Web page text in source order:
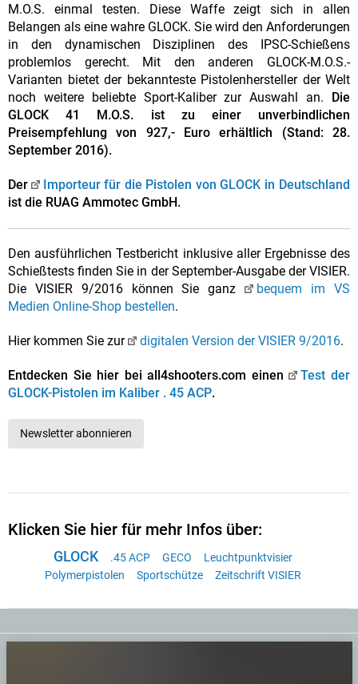
M.O.S. einmal testen. Diese Waffe zeigt sich in allen
Belangen als eine wahre GLOCK. Sie wird den Anforderungen
in den dynamischen Disziplinen des IPSC-Schießens
problemlos gerecht. Mit den anderen GLOCK-M.O.S.-
Varianten bietet der bekannteste Pistolenhersteller der Welt
noch weitere beliebte Sport-Kaliber zur Auswahl an. Die
GLOCK 41 M.O.S. ist zu einer unverbindlichen
Preisempfehlung von 927,- Euro erhältlich (Stand: 28.
September 2016).
Der
Importeur für die Pistolen von GLOCK in Deutschland
ist die RUAG Ammotec GmbH.
Den ausführlichen Testbericht inklusive aller Ergebnisse des
Schießtests finden Sie in der September-Ausgabe der VISIER.
Die VISIER 9/2016 können Sie ganz
bequem im VS
Medien Online-Shop bestellen.
Hier kommen Sie zur digitalen Version der VISIER 9/2016.
Entdecken Sie hier bei all4shooters.com einen
Test der
GLOCK-Pistolen im Kaliber . 45 ACP.
Newsletter abonnieren
Klicken Sie hier für mehr Infos über:
GLOCK .45 ACP GECO
Leuchtpunktvisier
Polymerpistolen
Sportschütze Zeitschrift VISIER